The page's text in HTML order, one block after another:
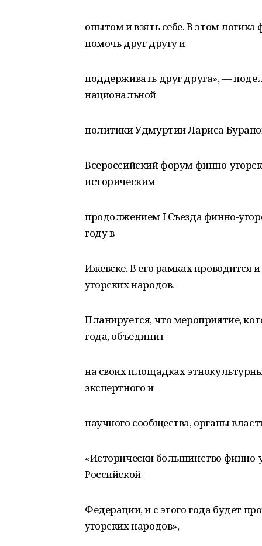
опытом и взять себе. В этом
помочь друг другу и
поддерживать друг друга», —
национальной
политики Удмуртии Лариса
Всероссийский форум финно-
историческим
продолжением I Съезда финно-
году в
Ижевске. В его рамках
угорских народов.
Планируется, что мероприятие,
года, объединит
на своих площадках
экспертного и
научного сообщества, органы
«Исторически большинство
Российской
Федерации, и с этого года будет
угорских народов»,